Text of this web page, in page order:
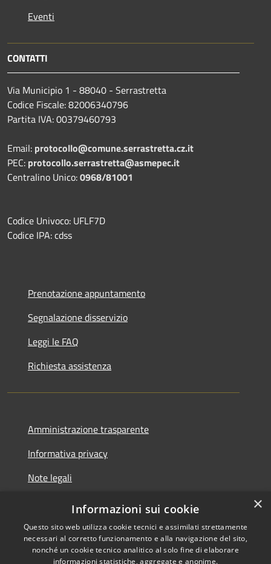
Eventi
CONTATTI
Via Municipio 1 - 88040 - Serrastretta
Codice Fiscale: 82006340796
Partita IVA: 00379460793
Email: protocollo@comune.serrastretta.cz.it
PEC: protocollo.serrastretta@asmepec.it
Centralino Unico:0968/81001
Codice Univoco: UFLF7D
Codice IPA: cdss
Prenotazione appuntamento
Segnalazione disservizio
Leggi le FAQ
Richiesta assistenza
Amministrazione trasparente
Informativa privacy
Note legali
Dichiarazione di accessibilità
×
Informazioni sui cookie
Questo sito web utilizza cookie tecnici e assimilati strettamente
necessari al corretto funzionamento e alla navigazione del sito,
nonché un cookie tecnico analitico al solo fine di elaborare
informazioni statistiche, aggregate e anonime.